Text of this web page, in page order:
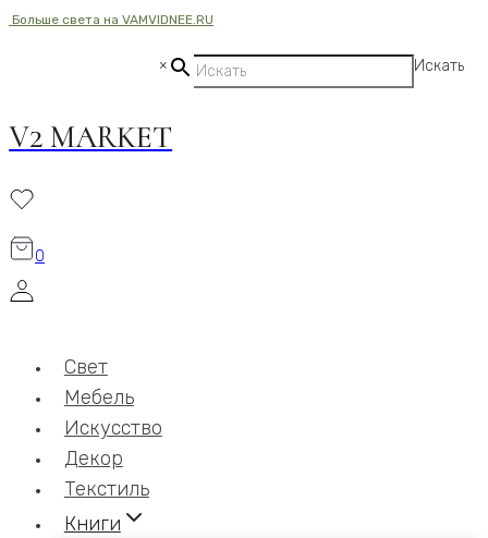
Перейти
Больше света на VAMVIDNEE.RU
Искать
×
V2 MARKET
0
Свет
Мебель
Искусство
Декор
Текстиль
Книги